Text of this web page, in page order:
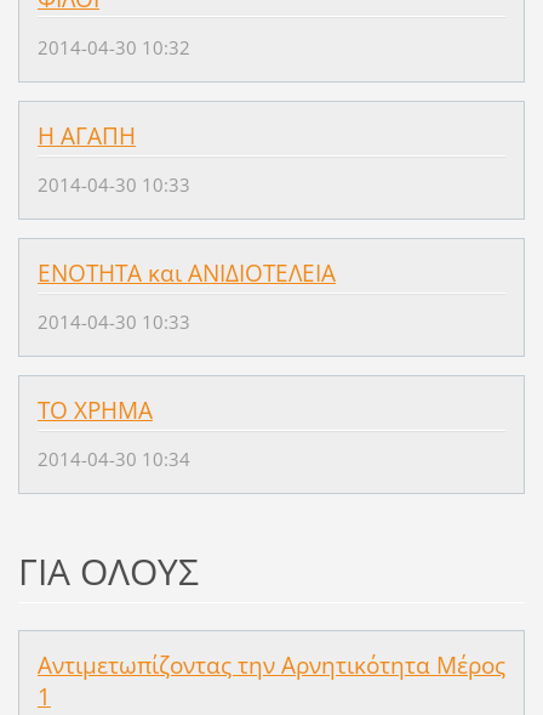
2014-04-30 10:32
Η ΑΓΑΠΗ
2014-04-30 10:33
ENOTHTA και ΑΝΙΔΙΟΤΕΛΕΙΑ
2014-04-30 10:33
TO XPHMA
2014-04-30 10:34
ΓΙΑ ΟΛΟΥΣ
Αντιμετωπίζοντας την Αρνητικότητα Μέρος
1